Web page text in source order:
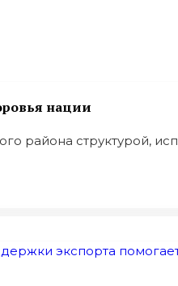
нации
района структурой,